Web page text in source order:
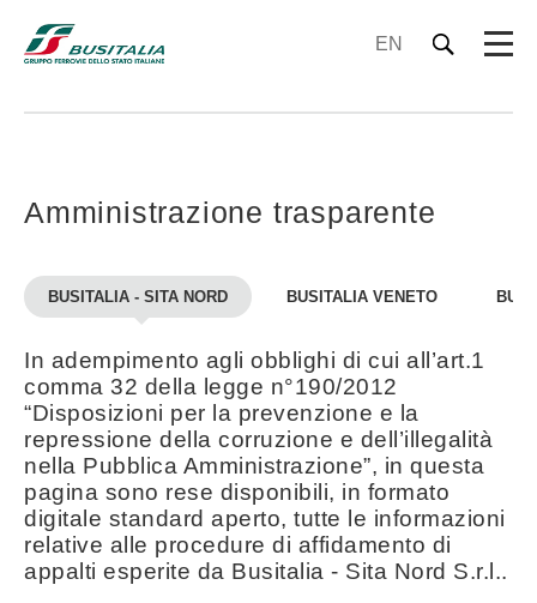
EN
Amministrazione trasparente
BUSITALIA - SITA NORD BUSITALIA VENETO
In adempimento agli obblighi di cui all’art.1
comma 32 della legge n°190/2012
“Disposizioni per la prevenzione e la
repressione della corruzione e dell’illegalità
nella Pubblica Amministrazione”, in questa
pagina sono rese disponibili, in formato
digitale standard aperto, tutte le informazioni
relative alle procedure di affidamento di
appalti esperite da Busitalia - Sita Nord S.r.l..